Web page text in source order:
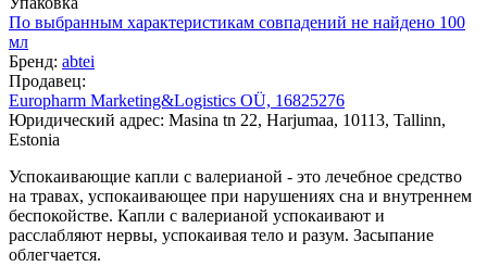
По выбранным характеристикам совпадений не найдено 100
мл
Бренд: abtei
Продавец:
Europharm Marketing&Logistics OÜ, 16825276
Юридический адрес: Masina tn 22, Harjumaa, 10113, Tallinn,
Estonia
Успокаивающие капли с валерианой - это лечебное средство
на травах, успокаивающее при нарушениях сна и внутреннем
беспокойстве. Капли с валерианой успокаивают и
расслабляют нервы, успокаивая тело и разум. Засыпание
облегчается.